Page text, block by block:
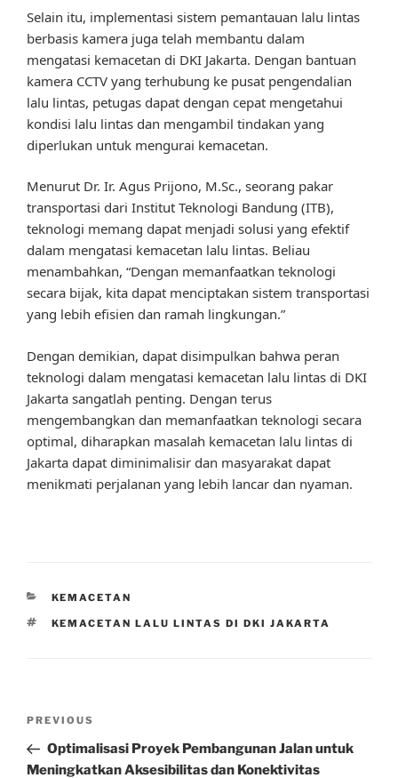
Selain itu, implementasi sistem pemantauan lalu lintas
berbasis kamera juga telah membantu dalam
mengatasi kemacetan di DKI Jakarta. Dengan bantuan
kamera CCTV yang terhubung ke pusat pengendalian
lalu lintas, petugas dapat dengan cepat mengetahui
kondisi lalu lintas dan mengambil tindakan yang
diperlukan untuk mengurai kemacetan.
Menurut Dr. Ir. Agus Prijono, M.Sc., seorang pakar
transportasi dari Institut Teknologi Bandung (ITB),
teknologi memang dapat menjadi solusi yang efektif
dalam mengatasi kemacetan lalu lintas. Beliau
menambahkan, “Dengan memanfaatkan teknologi
secara bijak, kita dapat menciptakan sistem transportasi
yang lebih efisien dan ramah lingkungan.”
Dengan demikian, dapat disimpulkan bahwa peran
teknologi dalam mengatasi kemacetan lalu lintas di DKI
Jakarta sangatlah penting. Dengan terus
mengembangkan dan memanfaatkan teknologi secara
optimal, diharapkan masalah kemacetan lalu lintas di
Jakarta dapat diminimalisir dan masyarakat dapat
menikmati perjalanan yang lebih lancar dan nyaman.
CATEGORIES
KEMACETAN
TAGS
KEMACETAN LALU LINTAS DI DKI JAKARTA
Previous
Post
PREVIOUS
Optimalisasi Proyek Pembangunan Jalan untuk
Meningkatkan Aksesibilitas dan Konektivitas